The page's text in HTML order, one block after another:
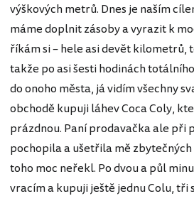
výškových metrů. Dnes je naším
máme doplnit zásoby a vyrazit k
říkám si – hele asi devět kilometrů,
takže po asi šesti hodinách
do onoho města, já vidím všechny
obchodě kupuji láhev Coca Coly,
prázdnou. Paní prodavačka ale při
pochopila a ušetřila mě
toho moc neřekl. Po dvou a půl
vracím a kupuji ještě jednu Colu, tři